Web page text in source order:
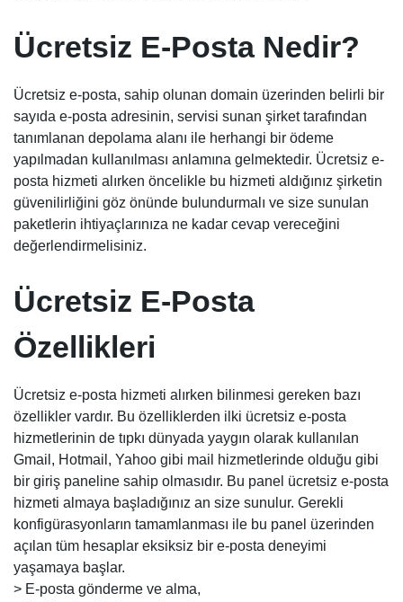
Ücretsiz E-Posta Nedir?
Ücretsiz e-posta, sahip olunan domain üzerinden belirli bir
sayıda e-posta adresinin, servisi sunan şirket tarafından
tanımlanan depolama alanı ile herhangi bir ödeme
yapılmadan kullanılması anlamına gelmektedir. Ücretsiz e-
posta hizmeti alırken öncelikle bu hizmeti aldığınız şirketin
güvenilirliğini göz önünde bulundurmalı ve size sunulan
paketlerin ihtiyaçlarınıza ne kadar cevap vereceğini
değerlendirmelisiniz.
Ücretsiz E-Posta
Özellikleri
Ücretsiz e-posta hizmeti alırken bilinmesi gereken bazı
özellikler vardır. Bu özelliklerden ilki ücretsiz e-posta
hizmetlerinin de tıpkı dünyada yaygın olarak kullanılan
Gmail, Hotmail, Yahoo gibi mail hizmetlerinde olduğu gibi
bir giriş paneline sahip olmasıdır. Bu panel ücretsiz e-posta
hizmeti almaya başladığınız an size sunulur. Gerekli
konfigürasyonların tamamlanması ile bu panel üzerinden
açılan tüm hesaplar eksiksiz bir e-posta deneyimi
yaşamaya başlar.
> E-posta gönderme ve alma,